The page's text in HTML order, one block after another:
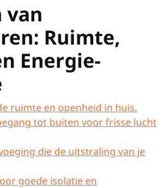
van
Ruimte,
Energie-
ruimte en openheid in huis.
tot buiten voor frisse lucht
die de uitstraling van je
goede isolatie en